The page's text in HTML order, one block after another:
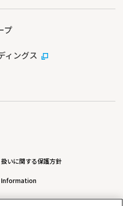
プ
ィングス
いに関する保護方針
Information